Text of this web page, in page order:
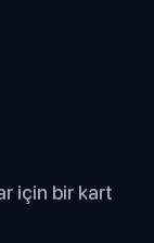
için bir kart